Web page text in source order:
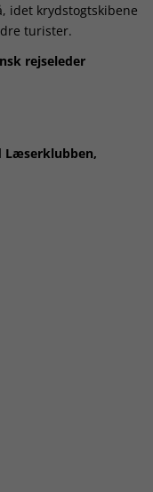
idet krydstogtskibene
turister.
rejseleder
Læserklubben,